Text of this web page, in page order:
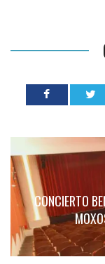
CONCIERTO